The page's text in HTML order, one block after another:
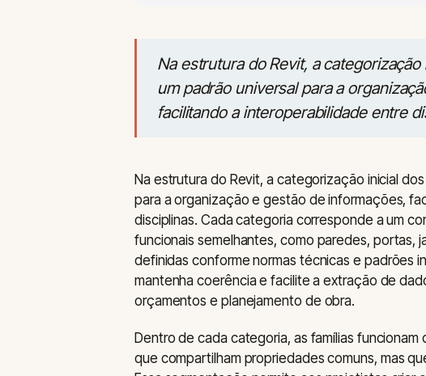
Na estrutura do Revit, a
um padrão universal para a
facilitando a interoperabilidade entre
Na estrutura do Revit, a categorização inicial
para a organização e gestão de informações,
disciplinas. Cada categoria corresponde a um
funcionais semelhantes, como paredes, portas,
definidas conforme normas técnicas e padrões
mantenha coerência e facilite a extração de
orçamentos e planejamento de obra.
Dentro de cada categoria, as famílias
que compartilham propriedades comuns, mas